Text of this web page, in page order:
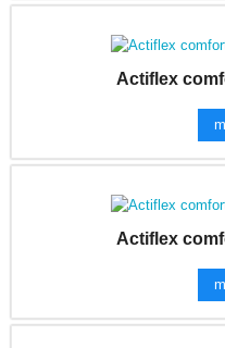
Actiflex
Actiflex